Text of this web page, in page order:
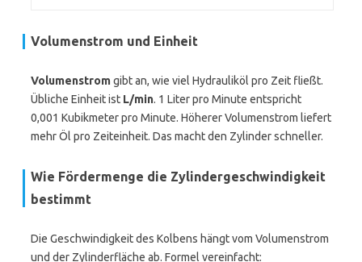
Volumenstrom und Einheit
Volumenstromgibt an, wie viel Hydrauliköl pro Zeit fließt.
Übliche Einheit ist L/min. 1 Liter pro Minute entspricht
0,001 Kubikmeter pro Minute. Höherer Volumenstrom liefert
mehr Öl pro Zeiteinheit. Das macht den Zylinder schneller.
Wie Fördermenge die Zylindergeschwindigkeit
bestimmt
Die Geschwindigkeit des Kolbens hängt vom Volumenstrom
und der Zylinderfläche ab. Formel vereinfacht: